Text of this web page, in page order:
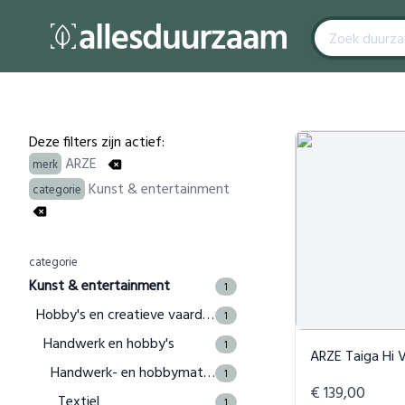
Filters
Deze filters zijn actief:
merk ARZE
categorie Kunst & entertainment
categorie
Kunst & entertainment 1
Hobby's en creatieve vaardigheden 1
Handwerk en hobby's 1
Handwerk- en hobbymaterialen 1
Textiel 1
Products
ARZE Taiga Hi Vegan
€ 139,00